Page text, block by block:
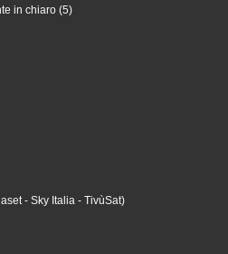
in chiaro (5)
- Sky Italia - TivùSat)